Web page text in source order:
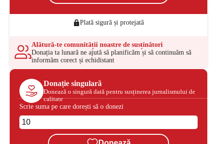
Plată sigură și protejată
Alătură-te comunității noastre de susținători
Donația ta lunară ne ajută să planificăm și să continuăm să
informăm corect și echidistant
Donație singulară
Donează o singură dată pentru susținerea jurnalismului de
calitate
Scrie suma pe care dorești să o donezi